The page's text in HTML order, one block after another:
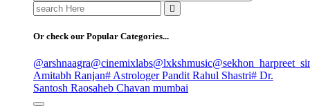
Search
for:
Or check our Popular Categories...
@arshnaagra@cinemixlabs@lxkshmusic
Amitabh Ranjan# Astrologer Pandit Rahul Shastri# Dr.
Santosh Raosaheb Chavan mumbai